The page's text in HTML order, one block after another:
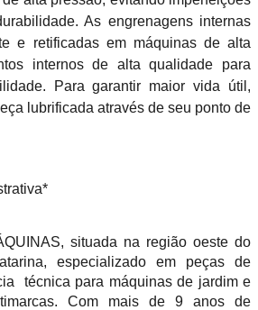
As engrenagens internas
e retificadas em máquinas de alta
internos de alta qualidade para
Para garantir maior vida útil,
lubrificada através de seu ponto de
situada na região oeste do
especializado em peças de
técnica para máquinas de jardim e
Com mais de 9 anos de